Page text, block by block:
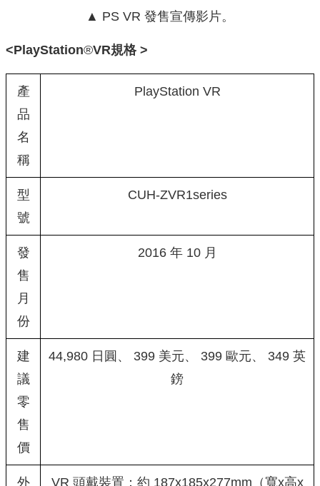
▲ PS VR 發售宣傳影片。
<PlayStation®VR規格>
產
品
名
稱
PlayStation VR
型
號
CUH-ZVR1series
發
售
月
份
2016 年 10 月
建
議
零
售
價
44,980 日圓、 399 美元、 399 歐元、 349 英
鎊
外 VR 頭戴裝置：約 187x185x277mm（寬x高x